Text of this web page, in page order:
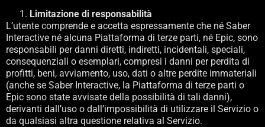
Limitazione di responsabilità
L’utente comprende e accetta espressamente che né Saber
Interactive né alcuna Piattaforma di terze parti, né Epic, sono
responsabili per danni diretti, indiretti, incidentali, speciali,
consequenziali o esemplari, compresi i danni per perdita di
profitti, beni, avviamento, uso, dati o altre perdite immateriali
(anche se Saber Interactive, la Piattaforma di terze parti o
Epic sono state avvisate della possibilità di tali danni),
derivanti dall’uso o dall’impossibilità di utilizzare il Servizio o
da qualsiasi altra questione relativa al Servizio.